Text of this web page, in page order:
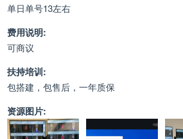
单日单号13左右
费用说明:
可商议
扶持培训:
包搭建，包售后，一年质保
资源图片: